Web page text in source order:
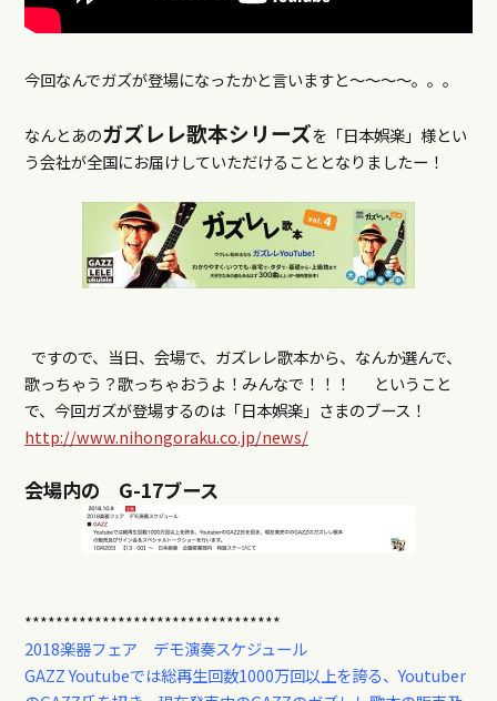
今回なんでガズが登場になったかと言いますと〜〜〜〜。。。
なんとあのガズレレ歌本シリーズを「日本娯楽」様とい
う会社が全国にお届けしていただけることとなりましたー！
ですので、当日、会場で、ガズレレ歌本から、なんか選んで、
歌っちゃう？歌っちゃおうよ！みんなで！！！
ということ
で、今回ガズが登場するのは「日本娯楽」さまのブース！
http://www.nihongoraku.co.jp/news/
会場内の G-17ブース
*********************************
2018楽器フェア デモ演奏スケジュール
GAZZYoutubeでは総再生回数1000万回以上を誇る、Youtuber